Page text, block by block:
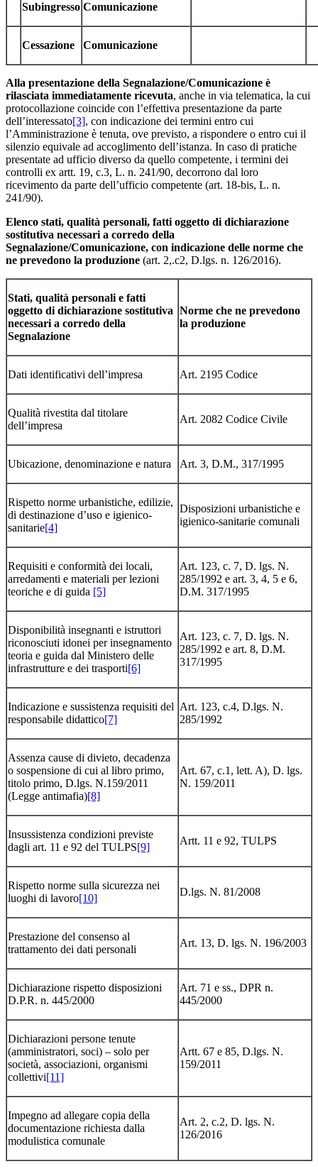
Subingresso Comunicazione
Cessazione Comunicazione
Alla presentazione della Segnalazione/Comunicazione è
rilasciata immediatamente ricevuta, anche in via telematica, la cui
protocollazione coincide con l’effettiva presentazione da parte
dell’interessato[3], con indicazione dei termini entro cui
l’Amministrazione è tenuta, ove previsto, a rispondere o entro cui il
silenzio equivale ad accoglimento dell’istanza. In caso di pratiche
presentate ad ufficio diverso da quello competente, i termini dei
controlli ex artt. 19, c.3, L. n. 241/90, decorrono dal loro
ricevimento da parte dell’ufficio competente (art. 18-bis, L. n.
241/90).
Elenco stati, qualità personali, fatti oggetto di dichiarazione
sostitutiva necessari a corredo della
Segnalazione/Comunicazione, con indicazione delle norme che
ne prevedono la produzione (art. 2,.c2, D.lgs. n. 126/2016).
Stati, qualità personali e fatti
oggetto di dichiarazione sostitutiva
necessari a corredo della
Segnalazione
Norme che ne prevedono
la produzione
Dati identificativi dell’impresa Art. 2195 Codice
Qualità rivestita dal titolare
dell’impresa
Art. 2082 Codice Civile
Ubicazione, denominazione e natura Art. 3, D.M., 317/1995
Rispetto norme urbanistiche, edilizie,
di destinazione d’uso e igienico-
sanitarie[4]
Disposizioni urbanistiche e
igienico-sanitarie comunali
Requisiti e conformità dei locali,
arredamenti e materiali per lezioni
teoriche e di guida [5]
Art. 123, c. 7, D. lgs. N.
285/1992 e art. 3, 4, 5 e 6,
D.M. 317/1995
Disponibilità insegnanti e istruttori
riconosciuti idonei per insegnamento
teoria e guida dal Ministero delle
infrastrutture e dei trasporti[6]
Art. 123, c. 7, D. lgs. N.
285/1992 e art. 8, D.M.
317/1995
Indicazione e sussistenza requisiti del
responsabile didattico[7]
Art. 123, c.4, D.lgs. N.
285/1992
Assenza cause di divieto, decadenza
o sospensione di cui al libro primo,
titolo primo, D.lgs. N.159/2011
(Legge antimafia)[8]
Art. 67, c.1, lett. A), D. lgs.
N. 159/2011
Insussistenza condizioni previste
dagli art. 11 e 92 del TULPS[9]
Artt. 11 e 92, TULPS
Rispetto norme sulla sicurezza nei
luoghi di lavoro[10]
D.lgs. N. 81/2008
Prestazione del consenso al
trattamento dei dati personali
Art. 13, D. lgs. N. 196/2003
Dichiarazione rispetto disposizioni
D.P.R. n. 445/2000
Art. 71 e ss., DPR n.
445/2000
Dichiarazioni persone tenute
(amministratori, soci) – solo per
società, associazioni, organismi
collettivi[11]
Artt. 67 e 85, D.lgs. N.
159/2011
Impegno ad allegare copia della
documentazione richiesta dalla
modulistica comunale
Art. 2, c.2, D. lgs. N.
126/2016